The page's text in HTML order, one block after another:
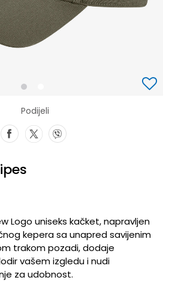
1
Podijeli
Logo uniseks kačket, napravljen
kepera sa unapred savijenim
trakom pozadi, dodaje
vašem izgledu i nudi
za udobnost.